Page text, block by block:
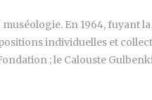
En 1964, fuyant
individuelles et
; le Calouste